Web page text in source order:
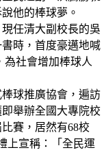
他的棒球夢。
任清大副校長的吳
時，首度豪邁地喊
為社會增加棒球人
球推廣協會，遍訪
舉辦全國大專院校
賽，居然有68校
上宣稱：「全民運